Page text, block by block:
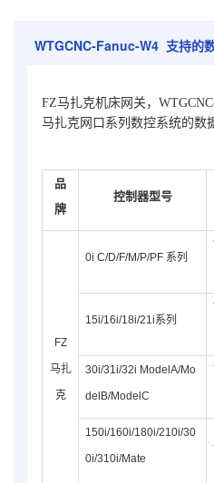
WTGCNC-Fanuc-W4 支持的
FZ马扎克机床网关，
马扎克网口系列数控系统的数
品
牌
控制器型号
FZ
马扎
克
0i C/D/F/M/P/PF 系列
15i/16i/18i/21i系列
30i/31i/32i ModelA/Mo
del B/ModelC
150i/160i/180i/210i/30
0i/310i/Mate